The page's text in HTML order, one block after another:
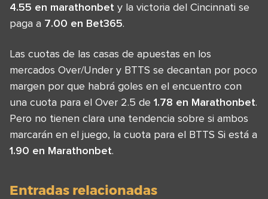
4.55 en marathonbet y la victoria del Cincinnati se
paga a 7.00 en Bet365.
Las cuotas de las casas de apuestas en los
mercados Over/Under y BTTS se decantan por poco
margen por que habrá goles en el encuentro con
una cuota para el Over 2.5 de 1.78 en Marathonbet.
Pero no tienen clara una tendencia sobre si ambos
marcarán en el juego, la cuota para el BTTS Si está a
1.90 en Marathonbet.
Entradas relacionadas